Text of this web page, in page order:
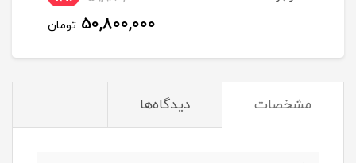
50,800,000 تومان
مشخصات دیدگاه‌ها